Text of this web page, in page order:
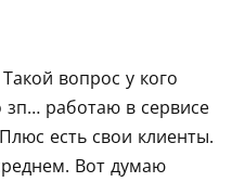
вопрос у кого
зп… работаю в сервисе
есть свои клиенты.
Вот думаю